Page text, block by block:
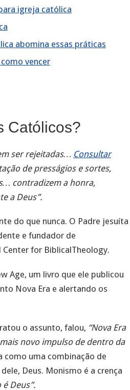
igreja católica
abomina essas práticas
vencer
Católicos?
ser rejeitadas… Consultar
de presságios e sortes,
contradizem a honra,
a Deus”.
do que nunca. O Padre jesuíta
e fundador de
for BiblicalTheology.
Age, um livro que ele publicou
Nova Era e alertando os
o assunto, falou, “Nova Era
novo impulso de dentro da
como uma combinação de
Deus. Monismo é a crença
é Deus”.